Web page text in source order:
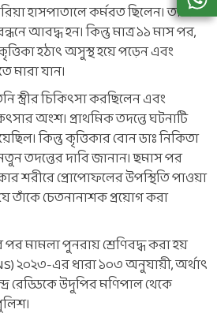
হাসপাতালে কর্মরত ছিলেন। তারা
আবদ্ধ হন। কিন্তু মাত্র ১১ মাস পর,
হঠাৎ অসুস্থ হয়ে পড়েন এবং
মারা যান।
স্ত্রীর চিকিৎসা করছিলেন এবং
অংশ। প্রাথমিক তদন্তে ঘটনাটি
কিন্তু কৃত্তিকার বোন ডাঃ নিকিতা
তদন্তের দাবি জানান। ছমাস পর
শরীরে প্রোপোফলের উপস্থিতি পাওয়া
তাঁকে চেতনানাশক প্রয়োগ করা
মামলা পুনরায় শ্রেণিবদ্ধ করা হয়
২০২৩-এর ধারা ১০৩ অনুযায়ী, অর্থাৎ
রেড্ডিকে উদুপির মণিপাল থেকে